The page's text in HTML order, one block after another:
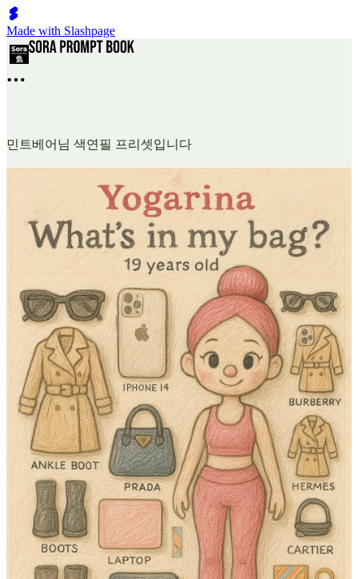
Made with Slashpage
민트베어님 색연필 프리셋입니다